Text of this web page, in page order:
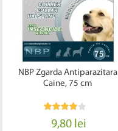
NBP Zgarda Antiparazitara
Caine, 75 cm
9,80 lei